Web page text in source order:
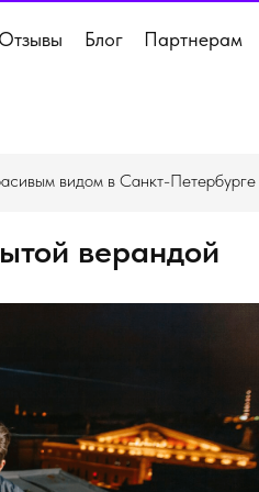
Партнерам
Блог
видом в Санкт-Петербурге
верандой